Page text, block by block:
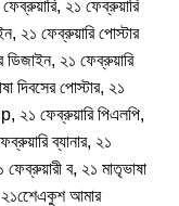
, ২১ ফেব্রুয়ারি
, ২১ ফেব্রুয়ারি পোস্টার
ডিজাইন, ২১ ফেব্রুয়ারি
দিবসের পোস্টার, ২১
, ২১ ফেব্রুয়ারি পিএলপি,
ব্যানার, ২১
ফেব্রুয়ারী ব, ২১ মাতৃভাষা
২১শেেএকুশ আমার